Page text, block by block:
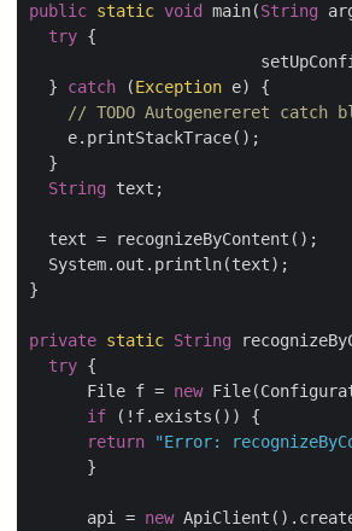
public static void main(String
try {
  }
catch (Exception e) {
// TODO Autogenereret catch
    e.printStackTrace();
  }
String text;
  text = recognizeByContent();
  System.out.println(text);
}
private static String
try {
      File f =
new
if (!f.exists()) {
return
"Error:
      }
      api =
new